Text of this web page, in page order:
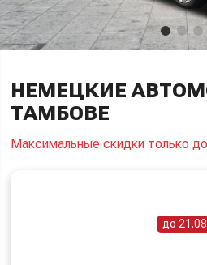
НЕМЕЦКИЕ
ТАМБОВЕ
Максимальные скидки только
до